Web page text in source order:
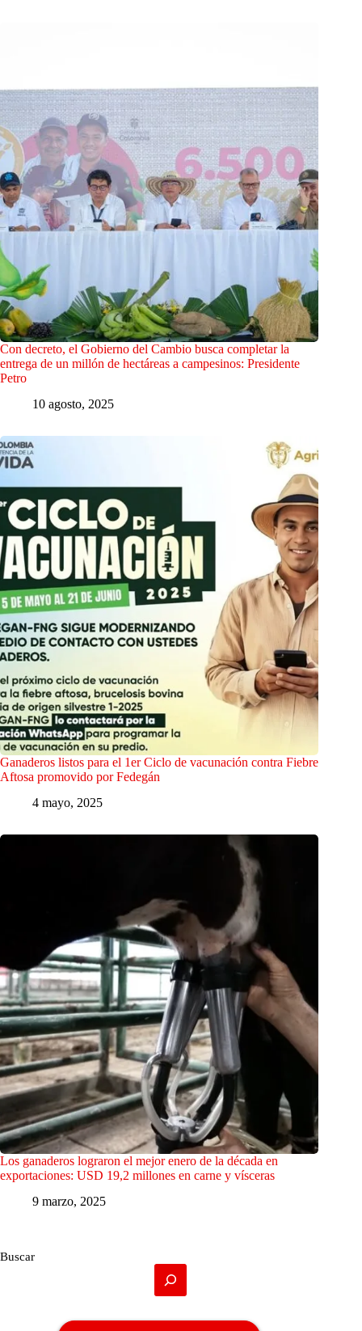
Con decreto, el Gobierno del Cambio busca completar la
entrega de un millón de hectáreas a campesinos: Presidente
Petro
10 agosto, 2025
Ganaderos listos para el 1er Ciclo de vacunación contra Fiebre
Aftosa promovido por Fedegán
4 mayo, 2025
Los ganaderos lograron el mejor enero de la década en
exportaciones: USD 19,2 millones en carne y vísceras
9 marzo, 2025
Buscar